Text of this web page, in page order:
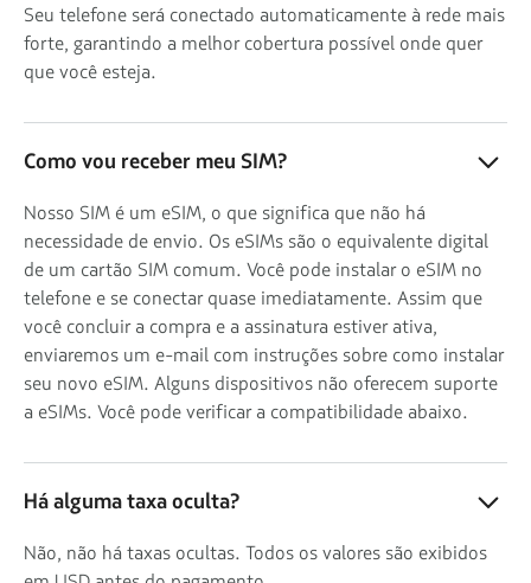
Seu telefone será conectado automaticamente à rede mais
forte, garantindo a melhor cobertura possível onde quer
que você esteja.
Como vou receber meu SIM?
Nosso SIM é um eSIM, o que significa que não há
necessidade de envio. Os eSIMs são o equivalente digital
de um cartão SIM comum. Você pode instalar o eSIM no
telefone e se conectar quase imediatamente. Assim que
você concluir a compra e a assinatura estiver ativa,
enviaremos um e-mail com instruções sobre como instalar
seu novo eSIM. Alguns dispositivos não oferecem suporte
a eSIMs. Você pode verificar a compatibilidade abaixo.
Há alguma taxa oculta?
Não, não há taxas ocultas. Todos os valores são exibidos